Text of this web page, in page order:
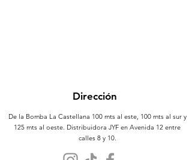
Dirección
De la Bomba La Castellana 100 mts al este, 100 mts al sur y
125 mts al oeste. Distribuidora JYF en Avenida 12 entre
calles 8 y 10.